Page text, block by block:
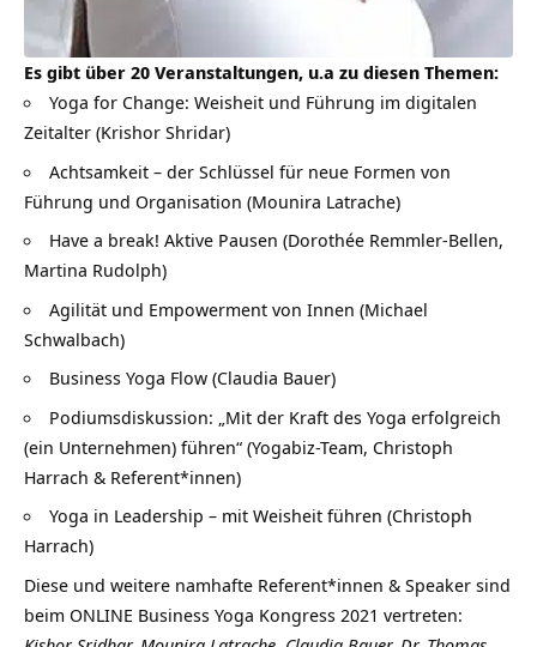
Es gibt über 20 Veranstaltungen, u.a zu diesen Themen:
Yoga for Change: Weisheit und Führung im digitalen
Zeitalter (Krishor Shridar)
Achtsamkeit – der Schlüssel für neue Formen von
Führung und Organisation (Mounira Latrache)
Have a break! Aktive Pausen (Dorothée Remmler-Bellen,
Martina Rudolph)
Agilität und Empowerment von Innen (Michael
Schwalbach)
Business Yoga Flow (Claudia Bauer)
Podiumsdiskussion: „Mit der Kraft des Yoga erfolgreich
(ein Unternehmen) führen“ (Yogabiz-Team, Christoph
Harrach & Referent*innen)
Yoga in Leadership – mit Weisheit führen (Christoph
Harrach)
Diese und weitere namhafte Referent*innen & Speaker sind
beim ONLINE Business Yoga Kongress 2021 vertreten: